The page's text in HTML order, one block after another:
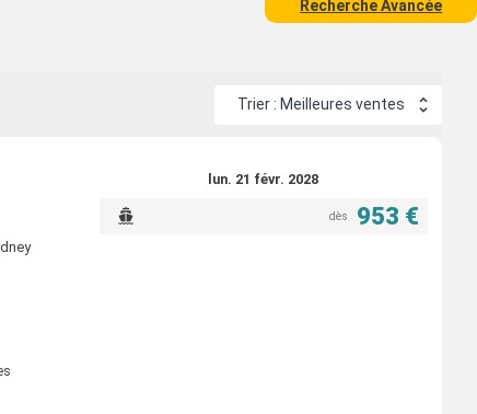
Recherche Avancée
Trier : Meilleures ventes
lun. 21 févr. 2028
dès 953 €